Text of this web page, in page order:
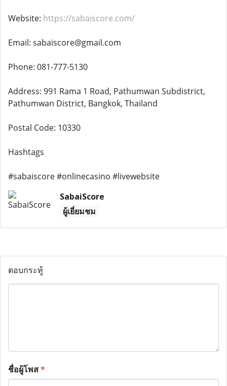
Website: https://sabaiscore.com/
Email: sabaiscore@gmail.com
Phone: 081-777-5130
Address: 991 Rama 1 Road, Pathumwan Subdistrict,
Pathumwan District, Bangkok, Thailand
Postal Code: 10330
Hashtags
#sabaiscore #onlinecasino #livewebsite
SabaiScore
ผู้เยี่ยมชม
ตอบกระทู้
ชื่อผู้โพส*